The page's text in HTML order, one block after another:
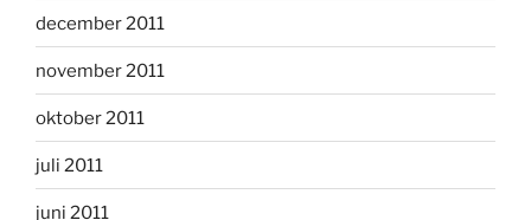
december 2011
november 2011
oktober 2011
juli 2011
juni 2011